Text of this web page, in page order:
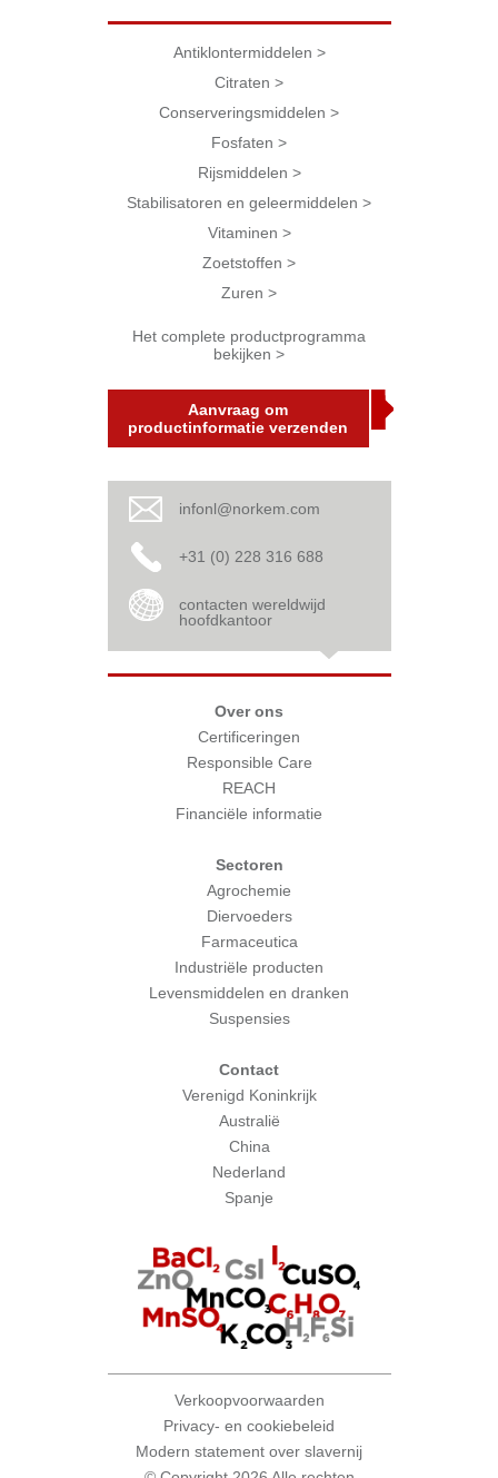
Antiklontermiddelen >
Citraten >
Conserveringsmiddelen >
Fosfaten >
Rijsmiddelen >
Stabilisatoren en geleermiddelen >
Vitaminen >
Zoetstoffen >
Zuren >
Het complete productprogramma
bekijken >
Aanvraag om
productinformatie verzenden
infonl@norkem.com
+31 (0) 228 316 688
contacten wereldwijd
hoofdkantoor
Over ons
Certificeringen
Responsible Care
REACH
Financiële informatie
Sectoren
Agrochemie
Diervoeders
Farmaceutica
Industriële producten
Levensmiddelen en dranken
Suspensies
Contact
Verenigd Koninkrijk
Australië
China
Nederland
Spanje
Verkoopvoorwaarden
Privacy- en cookiebeleid
Modern statement over slavernij